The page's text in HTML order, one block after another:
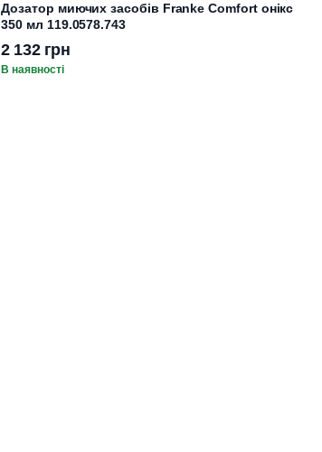
Дозатор миючих засобів Franke Comfort онікс
350 мл 119.0578.743
2 132 грн
В наявності